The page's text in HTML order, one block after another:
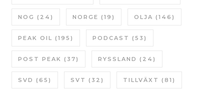
NOG (24) NORGE (19) OLJA (146)
PEAK OIL (195) PODCAST (53)
POST PEAK (37) RYSSLAND (24)
SVD (65) SVT (32) TILLVÄXT (81)